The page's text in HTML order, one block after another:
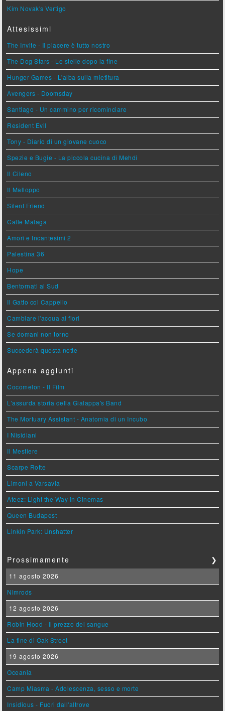
Kim Novak's Vertigo
Attesissimi
The Invite - Il piacere è tutto nostro
The Dog Stars - Le stelle dopo la fine
Hunger Games - L'alba sulla mietitura
Avengers - Doomsday
Santiago - Un cammino per ricominciare
Resident Evil
Tony - Diario di un giovane cuoco
Spezie e Bugie - La piccola cucina di Mehdi
Il Cileno
Il Malloppo
Silent Friend
Calle Malaga
Amori e Incantesimi 2
Palestina 36
Hope
Bentornati al Sud
Il Gatto col Cappello
Cambiare l'acqua ai fiori
Se domani non torno
Succederà questa notte
Appena aggiunti
Cocomelon - Il Film
L'assurda storia della Gialappa's Band
The Mortuary Assistant - Anatomia di un Incubo
I Nisidiani
Il Mestiere
Scarpe Rotte
Limoni a Varsavia
Ateez: Light the Way in Cinemas
Queen Budapest
Linkin Park: Unshatter
Prossimamente ❯
11 agosto 2026
Nimrods
12 agosto 2026
Robin Hood - Il prezzo del sangue
La fine di Oak Street
19 agosto 2026
Oceania
Camp Miasma - Adolescenza, sesso e morte
Insidious - Fuori dall'altrove